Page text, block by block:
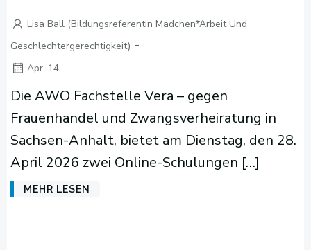
Lisa Ball (Bildungsreferentin Mädchen*arbeit Und
Geschlechtergerechtigkeit) -
Apr. 14
Die AWO Fachstelle Vera – gegen
Frauenhandel und Zwangsverheiratung in
Sachsen-Anhalt, bietet am Dienstag, den 28.
April 2026 zwei Online-Schulungen […]
MEHR LESEN